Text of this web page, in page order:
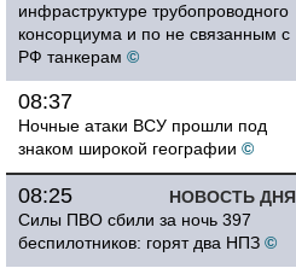
инфраструктуре трубопроводного
консорциума и по не связанным с
РФ танкерам ©
08:37
Ночные атаки ВСУ прошли под
знаком широкой географии ©
НОВОСТЬ ДНЯ
08:25
Силы ПВО сбили за ночь 397
беспилотников: горят два НПЗ ©